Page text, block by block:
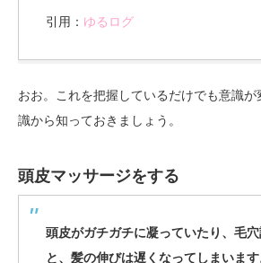
引用： ゆるログ
おお。これを把握しているだけでも意識
識から知っておきましょう。
頭皮マッサージをする
頭皮がガチガチに凝っていたり、毛
と、髪の伸びは遅くなってしまいます